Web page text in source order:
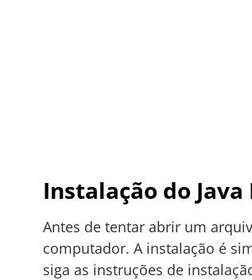
Instalação do
Antes de tentar abrir um
computador. A instalação é
siga as instruções de